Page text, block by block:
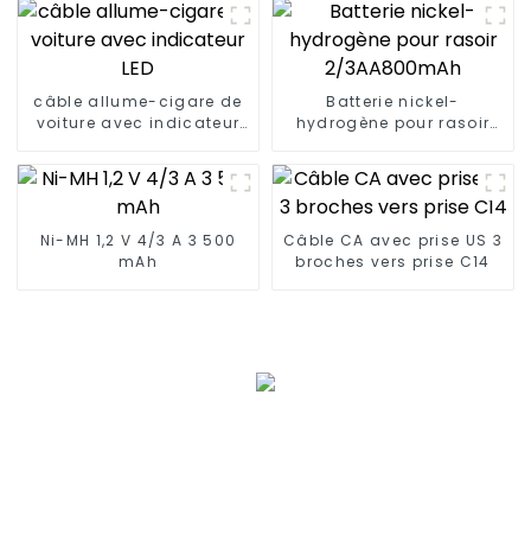
câble allume-cigare de
voiture avec indicateur
Batterie nickel-
hydrogène pour rasoir
Ni-MH 1,2 V 4/3 A 3 500
mAh
Câble CA avec prise US 3
broches vers prise C14